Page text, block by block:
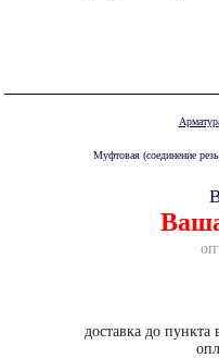
Муфтовая (соединение
доставка до